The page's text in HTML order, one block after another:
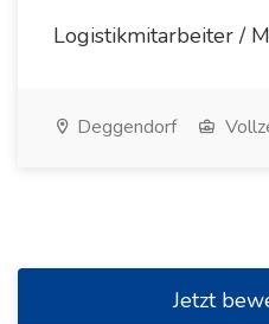
Logistikmitarbeiter /
Deggendorf
Jetzt